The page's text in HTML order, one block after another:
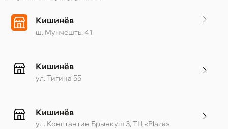
Кишинёв
ш. Мунчешть, 41
Кишинёв
ул. Тигина 55
Кишинёв
ул. Константин Брынкуш 3, ТЦ «Plaza»